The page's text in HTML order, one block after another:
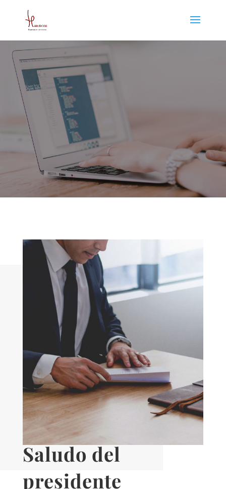
Saludo del
presidente